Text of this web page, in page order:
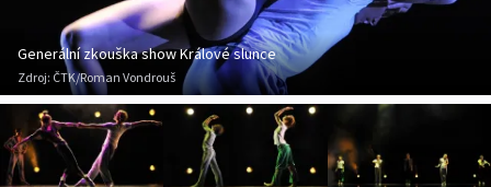
Generální zkouška show Králové slunce
Zdroj: ČTK/Roman Vondrouš